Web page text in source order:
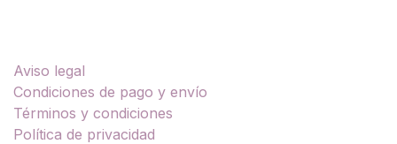
Aviso legal
Condiciones de pago y envío
Términos y condiciones
Política de privacidad